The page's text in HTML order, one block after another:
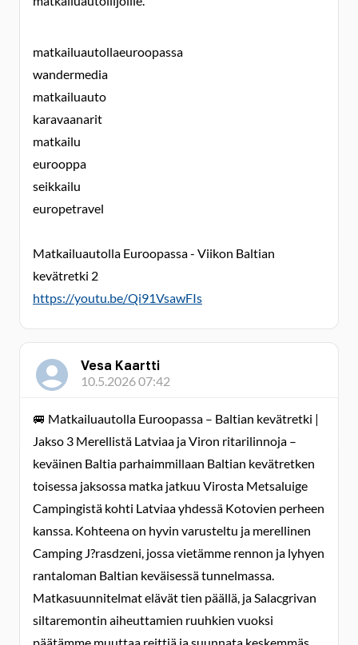
matkailuautollaeuroopassa
wandermedia
matkailuauto
karavaanarit
matkailu
eurooppa
seikkailu
europetravel
Matkailuautolla Euroopassa - Viikon Baltian
kevätretki 2
https://youtu.be/Qi91VsawFIs
Vesa Kaartti
10.5.2026 07:42
🚐 Matkailuautolla Euroopassa – Baltian kevätretki |
Jakso 3 Merellistä Latviaa ja Viron ritarilinnoja –
keväinen Baltia parhaimmillaan Baltian kevätretken
toisessa jaksossa matka jatkuu Virosta Metsaluige
Campingistä kohti Latviaa yhdessä Kotovien perheen
kanssa. Kohteena on hyvin varusteltu ja merellinen
Camping J?rasdzeni, jossa vietämme rennon ja lyhyen
rantaloman Baltian keväisessä tunnelmassa.
Matkasuunnitelmat elävät tien päällä, ja Salacgrivan
siltaremontin aiheuttamien ruuhkien vuoksi